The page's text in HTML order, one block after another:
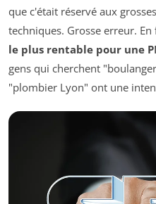
que c'était réservé aux
techniques. Grosse erreur. En
le plus rentable pour une
gens qui cherchent
"plombier Lyon" ont une